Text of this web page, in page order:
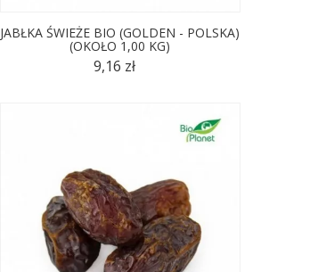
JABŁKA ŚWIEŻE BIO (GOLDEN - POLSKA)
(OKOŁO 1,00 KG)
9,16 zł